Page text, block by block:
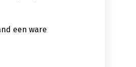
een ware